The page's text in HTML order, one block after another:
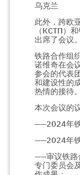
乌克兰
此外，跨欧
（КСТП）
出席了会议。
铁路合作组
诺维奇在会
参会的代表
和建设性的
热情的接待。
本次会议的
——2024年
——2024年
——审议铁路
专门委员会